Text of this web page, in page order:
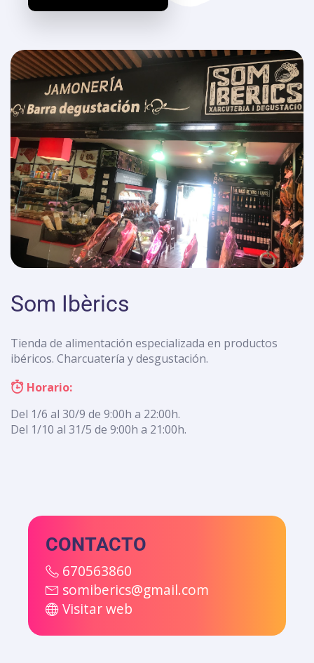
Som Ibèrics
Tienda de alimentación especializada en productos
ibéricos. Charcuatería y desgustación.
Horario:
Del 1/6 al 30/9 de 9:00h a 22:00h.
Del 1/10 al 31/5 de 9:00h a 21:00h.
CONTACTO
670563860
somiberics@gmail.com
Visitar web